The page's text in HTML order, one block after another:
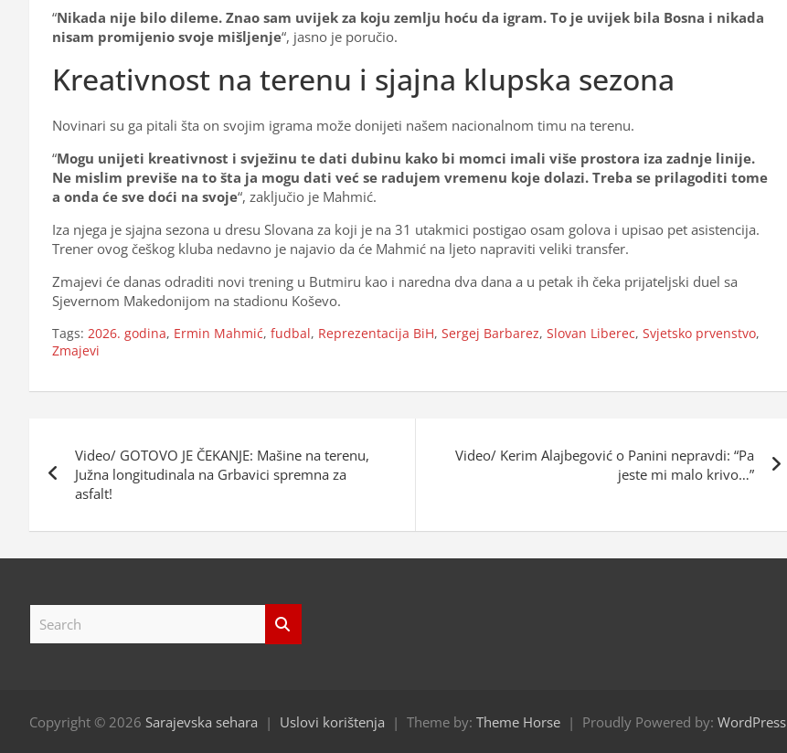
“Nikada nije bilo dileme. Znao sam uvijek za koju zemlju hoću da igram. To je uvijek bila Bosna i nikada
nisam promijenio svoje mišljenje“, jasno je poručio.
Kreativnost na terenu i sjajna klupska sezona
Novinari su ga pitali šta on svojim igrama može donijeti našem nacionalnom timu na terenu.
“Mogu unijeti kreativnost i svježinu te dati dubinu kako bi momci imali više prostora iza zadnje linije.
Ne mislim previše na to šta ja mogu dati već se radujem vremenu koje dolazi. Treba se prilagoditi tome
a onda će sve doći na svoje“, zaključio je Mahmić.
Iza njega je sjajna sezona u dresu Slovana za koji je na 31 utakmici postigao osam golova i upisao pet asistencija.
Trener ovog češkog kluba nedavno je najavio da će Mahmić na ljeto napraviti veliki transfer.
Zmajevi će danas odraditi novi trening u Butmiru kao i naredna dva dana a u petak ih čeka prijateljski duel sa
Sjevernom Makedonijom na stadionu Koševo.
Tags: 2026. godina, Ermin Mahmić, fudbal, Reprezentacija BiH, Sergej Barbarez, Slovan Liberec, Svjetsko prvenstvo,
Zmajevi
objava
Video/ GOTOVO JE ČEKANJE: Mašine na terenu,
Južna longitudinala na Grbavici spremna za
asfalt!
Video/ Kerim Alajbegović o Panini nepravdi: “Pa
jeste mi malo krivo…”
Copyright © 2026 Sarajevska sehara Uslovi korištenja Theme by: Theme Horse Proudly Powered by: WordPress